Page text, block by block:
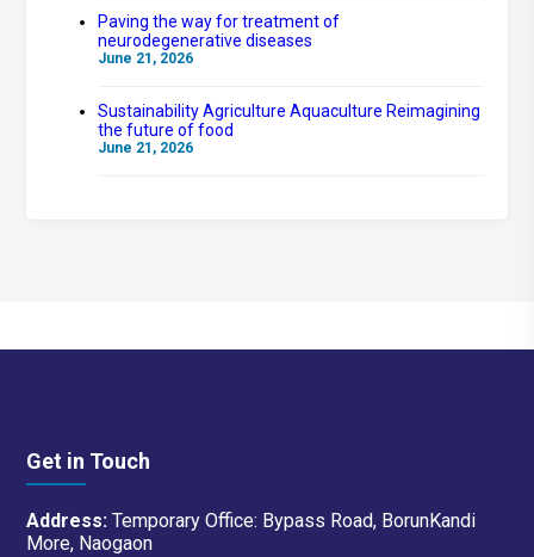
Paving the way for treatment of
neurodegenerative diseases
June 21, 2026
Sustainability Agriculture Aquaculture Reimagining
the future of food
June 21, 2026
Get in Touch
Address: Temporary Office: Bypass Road, BorunKandi
More, Naogaon